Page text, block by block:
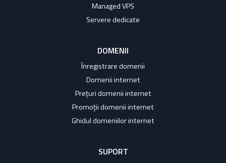
Managed VPS
Servere dedicate
DOMENII
Înregistrare domenii
Domenii internet
Prețuri domenii internet
Promoții domenii internet
Ghidul domeniilor internet
SUPORT